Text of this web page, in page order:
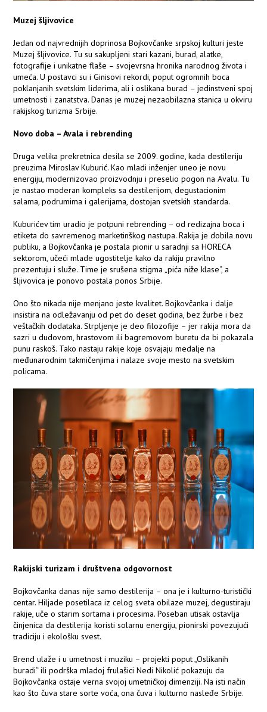
Muzej šljivovice
Jedan od najvrednijih doprinosa Bojkovčanke srpskoj kulturi jeste
Muzej šljivovice. Tu su sakupljeni stari kazani, burad, alatke,
fotografije i unikatne flaše – svojevrsna hronika narodnog života i
umeća. U postavci su i Ginisovi rekordi, poput ogromnih boca
poklanjanih svetskim liderima, ali i oslikana burad – jedinstveni spoj
umetnosti i zanatstva. Danas je muzej nezaobilazna stanica u okviru
rakijskog turizma Srbije.
Novo doba – Avala i rebrending
Druga velika prekretnica desila se 2009. godine, kada destileriju
preuzima Miroslav Kuburić. Kao mladi inženjer uneo je novu
energiju, modernizovao proizvodnju i preselio pogon na Avalu. Tu
je nastao moderan kompleks sa destilerijom, degustacionim
salama, podrumima i galerijama, dostojan svetskih standarda.
Kuburićev tim uradio je potpuni rebrending – od redizajna boca i
etiketa do savremenog marketinškog nastupa. Rakija je dobila novu
publiku, a Bojkovčanka je postala pionir u saradnji sa HORECA
sektorom, učeći mlade ugostitelje kako da rakiju pravilno
prezentuju i služe. Time je srušena stigma „pića niže klase“, a
šljivovica je ponovo postala ponos Srbije.
Ono što nikada nije menjano jeste kvalitet. Bojkovčanka i dalje
insistira na odležavanju od pet do deset godina, bez žurbe i bez
veštačkih dodataka. Strpljenje je deo filozofije – jer rakija mora da
sazri u dudovom, hrastovom ili bagremovom buretu da bi pokazala
punu raskoš. Tako nastaju rakije koje osvajaju medalje na
međunarodnim takmičenjima i nalaze svoje mesto na svetskim
policama.
Rakijski turizam i društvena odgovornost
Bojkovčanka danas nije samo destilerija – ona je i kulturno-turistički
centar. Hiljade posetilaca iz celog sveta obilaze muzej, degustiraju
rakije, uče o starim sortama i procesima. Poseban utisak ostavlja
činjenica da destilerija koristi solarnu energiju, pionirski povezujući
tradiciju i ekološku svest.
Brend ulaže i u umetnost i muziku – projekti poput „Oslikanih
buradi“ ili podrška mladoj frulašici Nedi Nikolić pokazuju da
Bojkovčanka ostaje verna svojoj umetničkoj dimenziji. Na isti način
kao što čuva stare sorte voća, ona čuva i kulturno nasleđe Srbije.